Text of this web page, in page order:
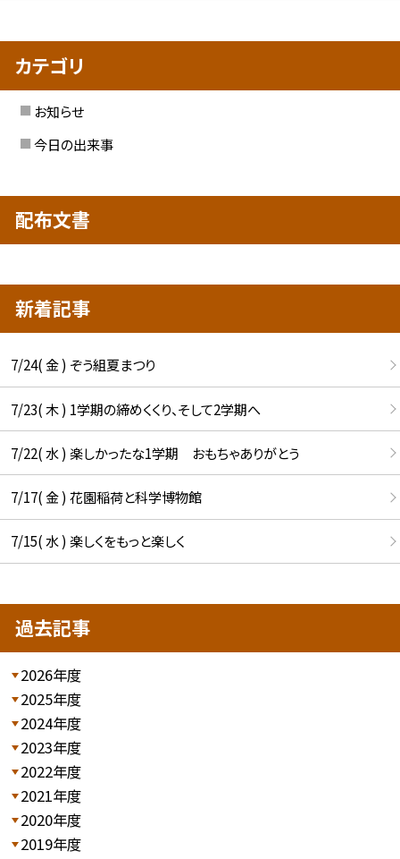
カテゴリ
お知らせ
今日の出来事
配布文書
新着記事
7/24( 金 ) ぞう組夏まつり
7/23( 木 ) 1学期の締めくくり、そして2学期へ
7/22( 水 ) 楽しかったな1学期 おもちゃありがとう
7/17( 金 ) 花園稲荷と科学博物館
7/15( 水 ) 楽しくをもっと楽しく
過去記事
2026年度
2025年度
2024年度
2023年度
2022年度
2021年度
2020年度
2019年度